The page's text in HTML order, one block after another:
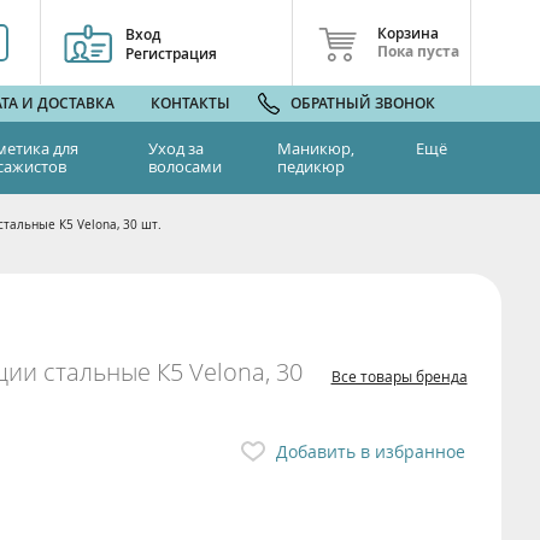
Вход
Регистрация
Корзина
Пока пуста
И ДОСТАВКА КОНТАКТЫ ОБРАТНЫЙ ЗВОНОК
для
Уход за
волосами
Маникюр,
педикюр
Ещё
К5 Velona, 30 шт.
стальные К5 Velona, 30 Все товары бренда
Добавить в избранное